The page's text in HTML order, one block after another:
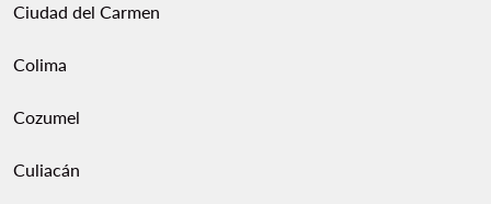
Ciudad del Carmen
Colima
Cozumel
Culiacán